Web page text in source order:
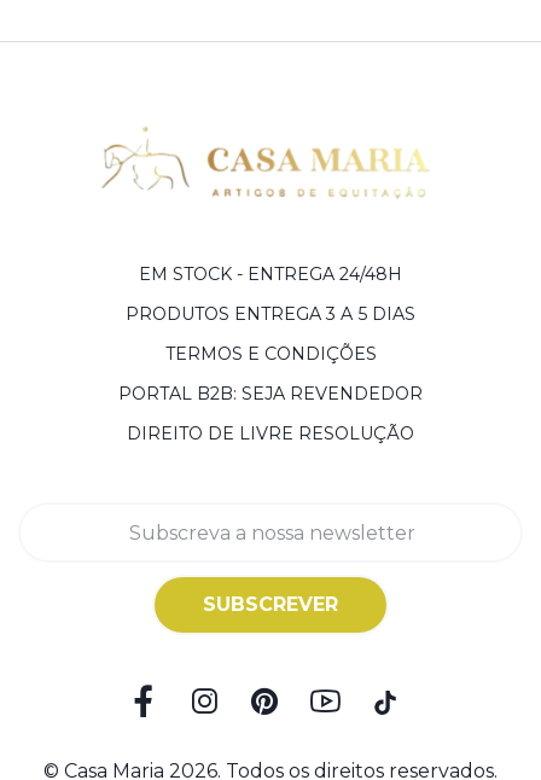
EM STOCK - ENTREGA 24/48H
PRODUTOS ENTREGA 3 A 5 DIAS
TERMOS E CONDIÇÕES
PORTAL B2B: SEJA REVENDEDOR
DIREITO DE LIVRE RESOLUÇÃO
SUBSCREVER
© Casa Maria 2026. Todos os direitos reservados.